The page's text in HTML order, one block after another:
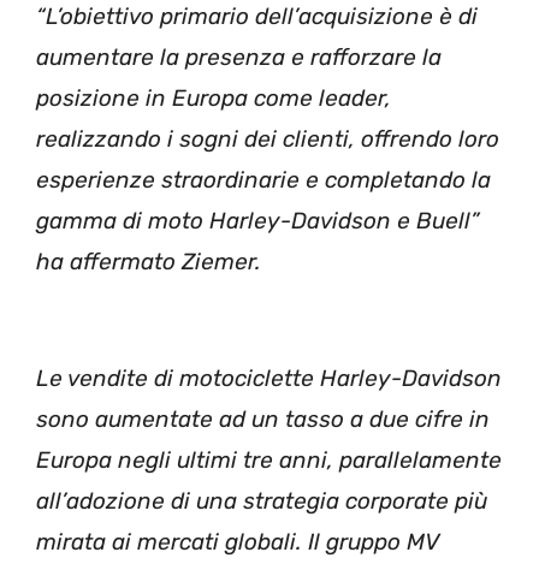
“L’obiettivo primario dell’acquisizione è di
aumentare la presenza e rafforzare la
posizione in Europa come leader,
realizzando i sogni dei clienti, offrendo loro
esperienze straordinarie e completando la
gamma di moto Harley-Davidson e Buell”
ha affermato Ziemer.
Le vendite di motociclette Harley-Davidson
sono aumentate ad un tasso a due cifre in
Europa negli ultimi tre anni, parallelamente
all’adozione di una strategia corporate più
mirata ai mercati globali. Il gruppo MV